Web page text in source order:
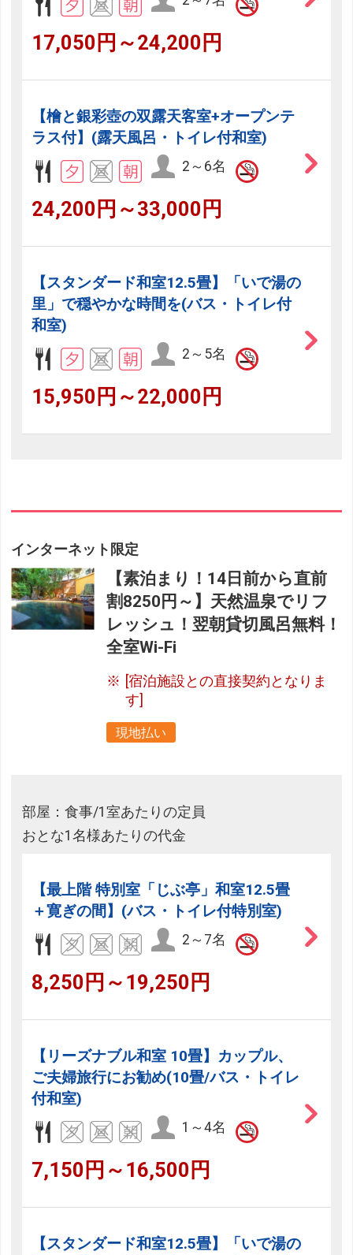
17,050円～24,200円
【檜と銀彩壺の双露天客室+オープンテ
ラス付】(露天風呂・トイレ付和室)
2～6名
24,200円～33,000円
【スタンダード和室12.5畳】「いで湯の
里」で穏やかな時間を(バス・トイレ付
和室)
2～5名
15,950円～22,000円
インターネット限定
【素泊まり！14日前から直前
割8250円～】天然温泉でリフ
レッシュ！翌朝貸切風呂無料！
全室Wi-Fi
[宿泊施設との直接契約となりま
す]
現地払い
部屋：食事/1室あたりの定員
おとな1名様あたりの代金
【最上階 特別室「じぶ亭」和室12.5畳
＋寛ぎの間】(バス・トイレ付特別室)
2～7名
8,250円～19,250円
【リーズナブル和室 10畳】カップル、
ご夫婦旅行にお勧め(10畳/バス・トイレ
付和室)
1～4名
7,150円～16,500円
【スタンダード和室12.5畳】「いで湯の